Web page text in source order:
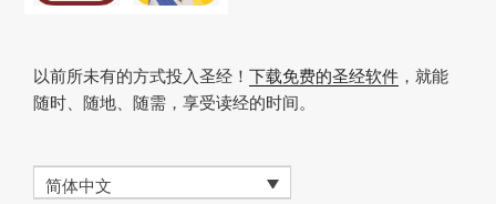
以前所未有的方式投入圣经！ 下载免费的圣经软件 ，就能
随时、随地、随需，享受读经的时间。
简体中文